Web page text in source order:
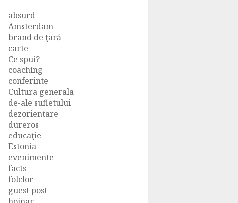
absurd
Amsterdam
brand de ţară
carte
Ce spui?
coaching
conferinte
Cultura generala
de-ale sufletului
dezorientare
dureros
educaţie
Estonia
evenimente
facts
folclor
guest post